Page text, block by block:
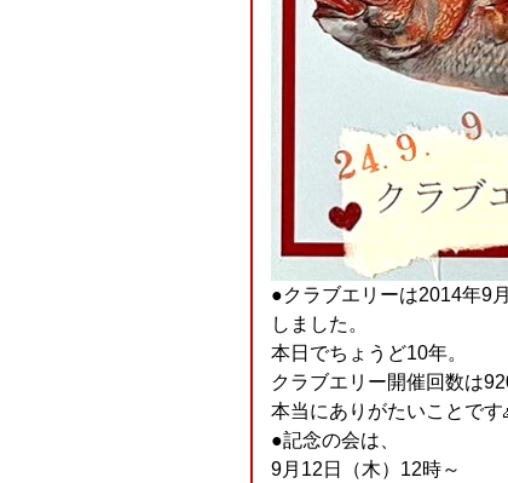
●クラブエリーは2014年9
しました。
本日でちょうど10年。
クラブエリー開催回数は
本当にありがたいことです
●記念の会は、
9月12日（木）12時～